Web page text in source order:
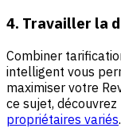
4. Travailler la
Combiner
intelligent vous
maximiser votre
ce sujet, découvrez
propriétaires variés.